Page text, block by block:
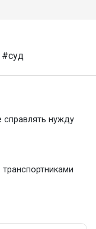
#суд
справлять нужду
транспортниками